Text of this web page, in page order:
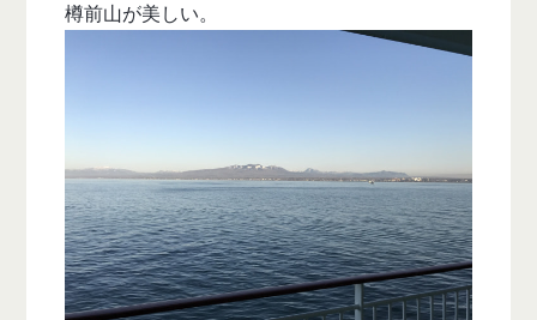
樽前山が美しい。